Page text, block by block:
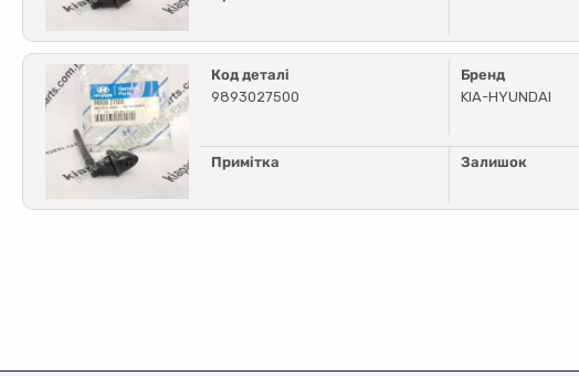
Код деталі
9893027500
Бренд
KIA-HYUNDAI
Примітка Залишок